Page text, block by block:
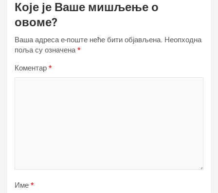
Које је Ваше мишљење о
овоме?
Ваша адреса е-поште неће бити објављена. Неопходна
поља су означена*
Коментар *
Име *